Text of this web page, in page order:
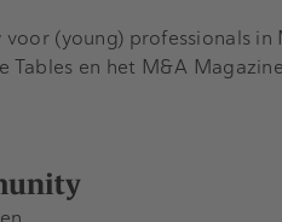
(young) professionals
Tables en het M&A